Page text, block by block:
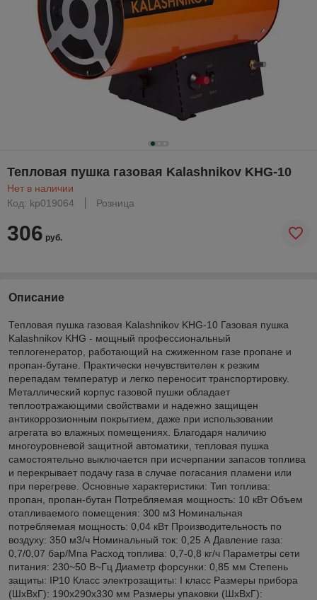
Тепловая пушка газовая Kalashnikov KHG-10
Нет в наличии
Код: kp019064
Розница
306 руб.
Описание
Тепловая пушка газовая Kalashnikov KHG-10 Газовая пушка
Kalashnikov KHG - мощный профессиональный
теплогенератор, работающий на сжиженном газе пропане и
пропан-бутане. Практически нечувствителен к резким
перепадам температур и легко переносит транспортировку.
Металлический корпус газовой пушки обладает
теплоотражающими свойствами и надежно защищен
антикоррозионным покрытием, даже при использовании
агрегата во влажных помещениях. Благодаря наличию
многоуровневой защитной автоматики, тепловая пушка
самостоятельно выключается при исчерпании запасов топлива
и перекрывает подачу газа в случае погасания пламени или
при перегреве. Основные характеристики: Тип топлива:
пропан, пропан-бутан Потребляемая мощность: 10 кВт Объем
отапливаемого помещения: 300 м3 Номинальная
потребляемая мощность: 0,04 кВт Производительность по
воздуху: 350 м3/ч Номинальный ток: 0,25 А Давление газа:
0,7/0,07 бар/Мпа Расход топлива: 0,7-0,8 кг/ч Параметры сети
питания: 230~50 B~Гц Диаметр форсунки: 0,85 мм Степень
защиты: IP10 Класс электрозащиты: I класс Размеры прибора
(ШхВхГ): 190х290х330 мм Размеры упаковки (ШхВхГ):